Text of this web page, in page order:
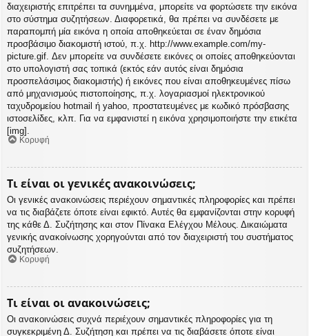
διαχειριστής επιτρέπει τα συνημμένα, μπορείτε να φορτώσετε την εικόνα
στο σύστημα συζητήσεων. Διαφορετικά, θα πρέπει να συνδέσετε με
παραπομπή μία εικόνα η οποία αποθηκεύεται σε έναν δημόσια
προσβάσιμο διακομιστή ιστού, π.χ. http://www.example.com/my-
picture.gif. Δεν μπορείτε να συνδέσετε εικόνες οι οποίες αποθηκεύονται
στο υπολογιστή σας τοπικά (εκτός εάν αυτός είναι δημόσια
προσπελάσιμος διακομιστής) ή εικόνες που είναι αποθηκευμένες πίσω
από μηχανισμούς πιστοποίησης, π.χ. λογαριασμοί ηλεκτρονικού
ταχυδρομείου hotmail ή yahoo, προστατευμένες με κωδικό πρόσβασης
ιστοσελίδες, κλπ. Για να εμφανιστεί η εικόνα χρησιμοποιήστε την ετικέτα
[img].
Κορυφή
Τι είναι οι γενικές ανακοινώσεις;
Οι γενικές ανακοινώσεις περιέχουν σημαντικές πληροφορίες και πρέπει
να τις διαβάζετε όποτε είναι εφικτό. Αυτές θα εμφανίζονται στην κορυφή
της κάθε Δ. Συζήτησης και στον Πίνακα Ελέγχου Μέλους. Δικαιώματα
γενικής ανακοίνωσης χορηγούνται από τον διαχειριστή του συστήματος
συζητήσεων.
Κορυφή
Τι είναι οι ανακοινώσεις;
Οι ανακοινώσεις συχνά περιέχουν σημαντικές πληροφορίες για τη
συγκεκριμένη Δ. Συζήτηση και πρέπει να τις διαβάσετε όποτε είναι